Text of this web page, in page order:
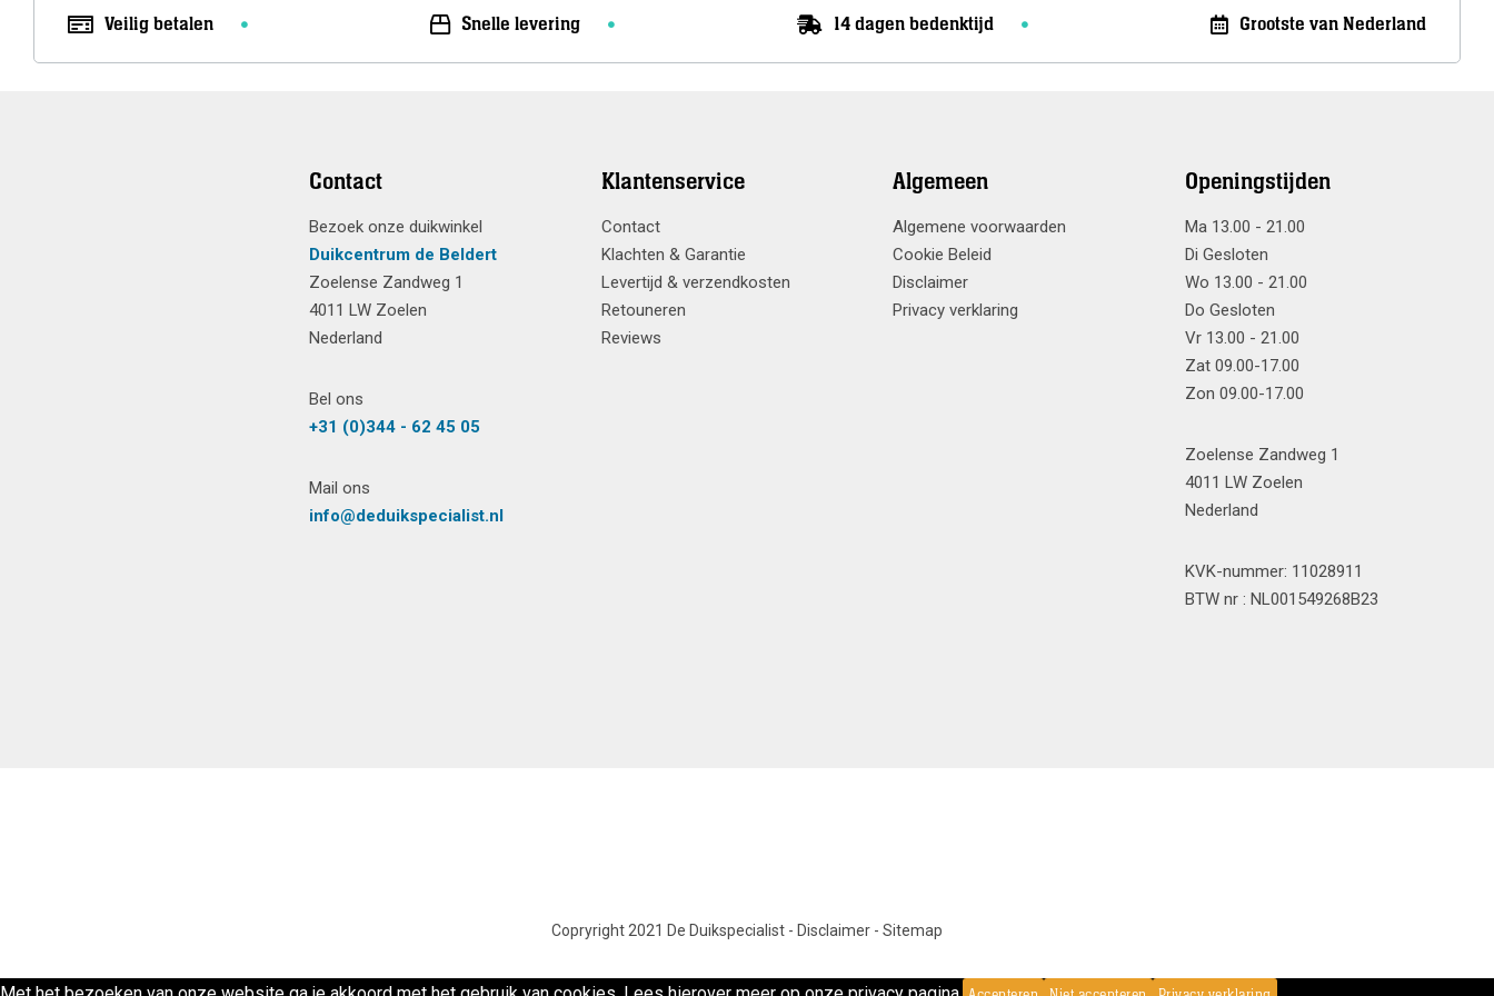
Veilig betalen Snelle levering 14 dagen bedenktijd Grootste van Nederland
Contact
Bezoek onze duikwinkel
Duikcentrum de Beldert
Zoelense Zandweg 1
4011 LW Zoelen
Nederland
Bel ons
+31 (0)344 - 62 45 05
Mail ons
info@deduikspecialist.nl
Klantenservice
Contact
Klachten & Garantie
Levertijd & verzendkosten
Retouneren
Reviews
Algemeen
Algemene voorwaarden
Cookie Beleid
Disclaimer
Privacy verklaring
Openingstijden
Ma 13.00 - 21.00
Di Gesloten
Wo 13.00 - 21.00
Do Gesloten
Vr 13.00 - 21.00
Zat 09.00-17.00
Zon 09.00-17.00
Zoelense Zandweg 1
4011 LW Zoelen
Nederland
KVK-nummer: 11028911
BTW nr : NL001549268B23
Copryright 2021 De Duikspecialist - Disclaimer - Sitemap